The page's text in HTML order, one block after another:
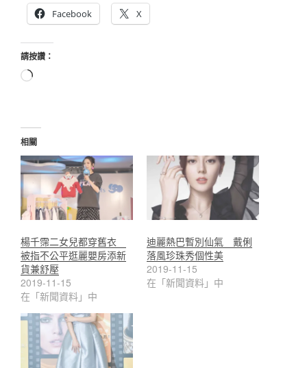
Facebook
X
請按讚：
正
入...
相關
楊千霈二女兒都穿舊衣
被指不公平逛麗嬰房添新
貨兼舒壓
2019-11-15
在「新聞資料」中
迪麗熱巴暫別仙氣 戴俐
落風珍珠秀個性美
2019-11-15
在「新聞資料」中